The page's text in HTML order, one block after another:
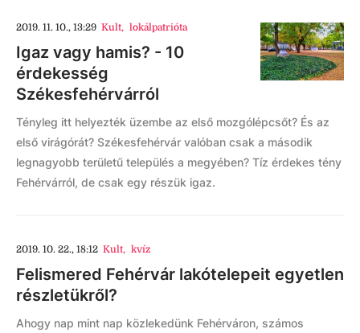
2019. 11. 10., 13:29 Kult, lokálpatrióta
Igaz vagy hamis? - 10
érdekesség
Székesfehérvárról
Tényleg itt helyezték üzembe az első mozgólépcsőt? És az
első virágórát? Székesfehérvár valóban csak a második
legnagyobb területű település a megyében? Tíz érdekes tény
Fehérvárról, de csak egy részük igaz.
2019. 10. 22., 18:12 Kult, kvíz
Felismered Fehérvár lakótelepeit egyetlen
részletükről?
Ahogy nap mint nap közlekedünk Fehérváron, számos